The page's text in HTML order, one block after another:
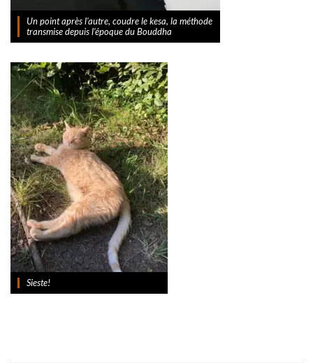
Un point après l’autre, coudre le kesa, la méthode
transmise depuis l’époque du Bouddha
Sieste!